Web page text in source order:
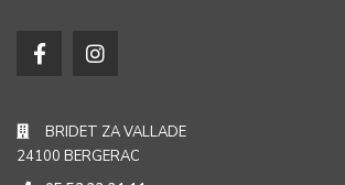
BRIDET ZA VALLADE
24100 BERGERAC